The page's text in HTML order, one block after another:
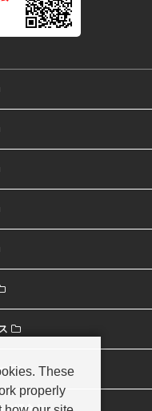
These
properly